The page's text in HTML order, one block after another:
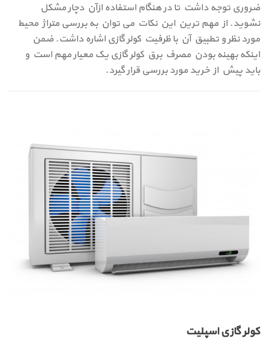
ضروری توجه داشت تا در هنگام استفاده ازآن دچار مشکل
نشوید. از مهم ترین این نکات می توان به بررسی متراژ محیط
مورد نظر و تطبیق آن با ظرفیت کولر گازی اشاره داشت. ضمن
اینکه بهینه بودن مصرف برق کولر گازی یک معیار مهم است و
باید پیش از خرید مورد بررسی قرار گیرد.
کولر گازی اسپلیت